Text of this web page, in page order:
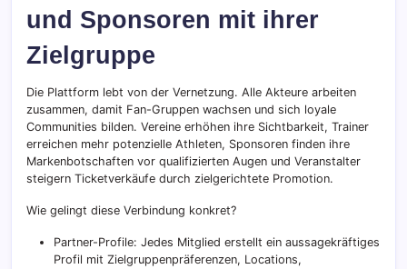
und Sponsoren mit ihrer
Zielgruppe
Die Plattform lebt von der Vernetzung. Alle Akteure arbeiten
zusammen, damit Fan-Gruppen wachsen und sich loyale
Communities bilden. Vereine erhöhen ihre Sichtbarkeit, Trainer
erreichen mehr potenzielle Athleten, Sponsoren finden ihre
Markenbotschaften vor qualifizierten Augen und Veranstalter
steigern Ticketverkäufe durch zielgerichtete Promotion.
Wie gelingt diese Verbindung konkret?
Partner-Profile: Jedes Mitglied erstellt ein aussagekräftiges
Profil mit Zielgruppenpräferenzen, Locations,